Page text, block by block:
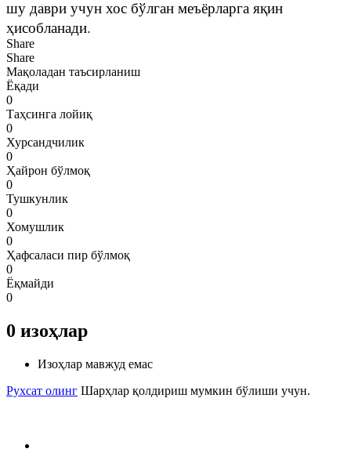
шу даври учун хос бўлган меъёрларга яқин
ҳисобланади.
Share
Share
Мақоладан таъсирланиш
Ёқади
0
Таҳсинга лойиқ
0
Хурсандчилик
0
Ҳайрон бўлмоқ
0
Тушкунлик
0
Хомушлик
0
Ҳафсаласи пир бўлмоқ
0
Ёқмайди
0
0 изоҳлар
Изоҳлар мавжуд емас
Рухсат олинг Шарҳлар қолдириш мумкин бўлиши учун.